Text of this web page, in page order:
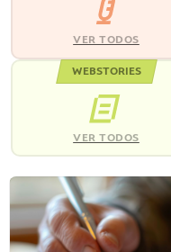
VER TODOS
WEBSTORIES
VER TODOS